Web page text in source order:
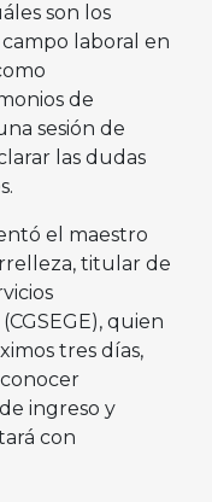
son los
laboral en
de
sesión de
las dudas
el maestro
titular de
quien
tres días,
ingreso y
con